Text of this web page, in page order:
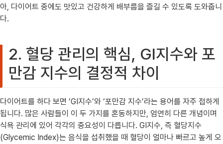
아, 다이어트 중에도 맛있고 건강하게 배부름을 즐길 수 있도록 도와줍니
다.
2. 혈당 관리의 핵심, GI지수와 포
만감 지수의 결정적 차이
다이어트를 하다 보면 ‘GI지수’와 ‘포만감 지수’라는 용어를 자주 접하게
됩니다. 많은 사람들이 이 두 가지를 혼동하지만, 엄연히 다른 개념이며
식욕 관리에 있어 각각의 중요성이 다릅니다. GI지수, 즉 혈당지수
(Glycemic Index)는 음식을 섭취했을 때 혈당이 얼마나 빠르고 높게 오